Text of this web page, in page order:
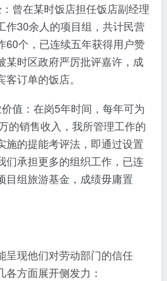
曾在某时饭店担任饭店副经理
作30余人的项目组，共计民营
60个，已连续五年获得用户赞
某时区政府严厉批评嘉许，成
订单的饭店。
值：在岗5年时间，每年可为
的销售收入，我所管理工作的
施的提能考评法，即通过设置
们承担更多的组织工作，已连
目组旅游基金，成绩毋庸置
呈现他们对劳动部门的信任
各方面展开侧发力：